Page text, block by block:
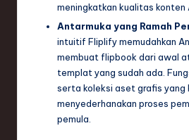
meningkatkan kualitas konten
Antarmuka yang Ramah
intuitif Fliplify memudahkan
membuat flipbook dari awal
templat yang sudah ada.
serta koleksi aset grafis yang
menyederhanakan proses
pemula.